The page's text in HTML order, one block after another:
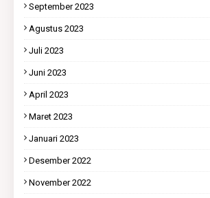
September 2023
Agustus 2023
Juli 2023
Juni 2023
April 2023
Maret 2023
Januari 2023
Desember 2022
November 2022